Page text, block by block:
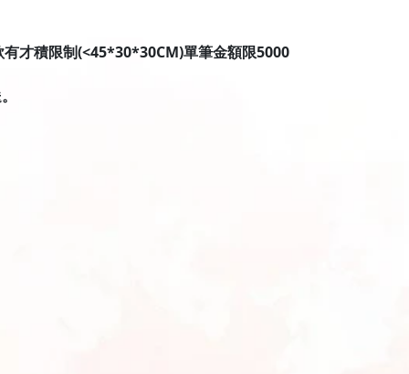
才積限制(<45*30*30CM)單筆金額限5000